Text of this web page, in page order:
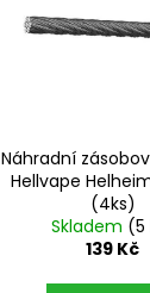
Náhradní
Hellvape
(4ks)
Skladem (5
139 Kč